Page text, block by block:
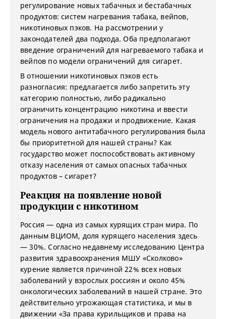
регулирование новых табачных и бестабачных
продуктов: систем нагревания табака, вейпов,
никотиновых пэков. На рассмотрении у
законодателей два подхода. Оба предполагают
введение ограничений для нагреваемого табака и
вейпов по модели ограничений для сигарет.
В отношении никотиновых пэков есть
разногласия: предлагается либо запретить эту
категорию полностью, либо радикально
ограничить концентрацию никотина и ввести
ограничения на продажи и продвижение. Какая
модель нового антитабачного регулирования была
бы приоритетной для нашей страны? Как
государство может поспособствовать активному
отказу населения от самых опасных табачных
продуктов – сигарет?
Реакция на появление новой
продукции с никотином
Россия — одна из самых курящих стран мира. По
данным ВЦИОМ, доля курящего населения здесь
— 30%. Согласно недавнему исследованию Центра
развития здравоохранения МШУ «Сколково»
курение является причиной 22% всех новых
заболеваний у взрослых россиян и около 45%
онкологических заболеваний в нашей стране. Это
действительно угрожающая статистика, и мы в
движении «За права курильщиков и права на